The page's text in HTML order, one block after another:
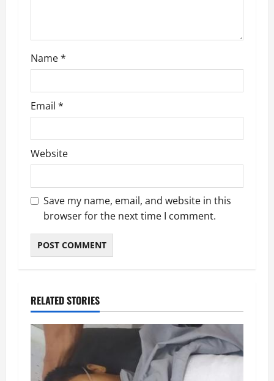
Name*
Email *
Website
Save my name, email, and website in this
browser for the next time I comment.
RELATED STORIES